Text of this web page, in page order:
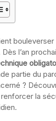
l’an
partie du
?
renforcer la